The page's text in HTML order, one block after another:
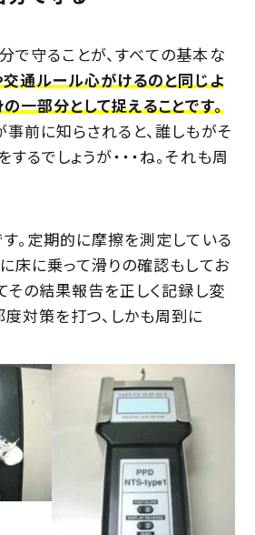
で守ることが、すべての基本な
通ルール心がけるのと同じよ
一部分として捉えることです。
前に知らされると、誰しもがそ
るでしょうが・・・ね。それも周
。定期的に摩擦を測定している
床に乗って滑りの確認もしてお
その結果報告を正しく記録し変
対策を打つ、しかも周到に